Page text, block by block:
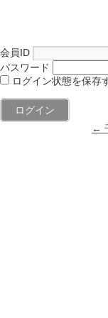
会員ID
パスワード
ログイン状態を保存
←